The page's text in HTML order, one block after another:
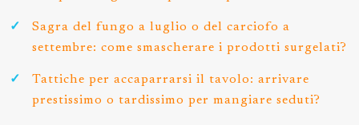
Sagra del fungo a luglio o del carciofo a
settembre: come smascherare i prodotti surgelati?
Tattiche per accaparrarsi il tavolo: arrivare
prestissimo o tardissimo per mangiare seduti?